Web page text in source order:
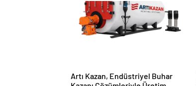
Artı Kazan, Endüstriyel Buhar